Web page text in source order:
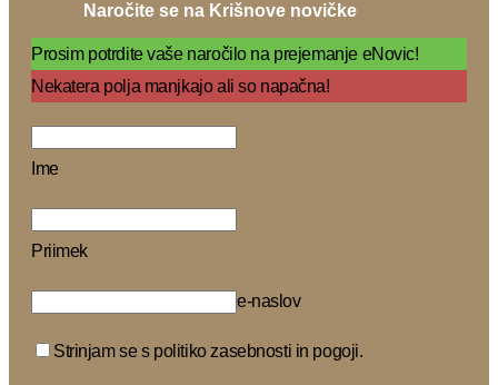
Naročite se na Krišnove novičke
Prosim potrdite vaše naročilo na prejemanje eNovic!
Nekatera polja manjkajo ali so napačna!
Ime
Priimek
e-naslov
Strinjam se s politiko zasebnosti in pogoji.